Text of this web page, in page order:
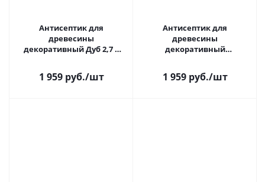
Антисептик для
древесины
декоративный Дуб 2,7 л
1 959 руб./шт
Антисептик для
древесины
декоративный
1 959 руб./шт